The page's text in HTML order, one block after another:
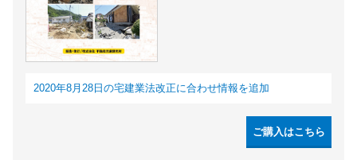
2020年8月28日の宅建業法改正に合わせ情報を追加
ご購入はこちら